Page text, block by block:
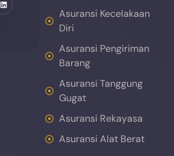
Asuransi Kecelakaan
Diri
Asuransi Pengiriman
Barang
Asuransi Tanggung
Gugat
Asuransi Rekayasa
Asuransi Alat Berat